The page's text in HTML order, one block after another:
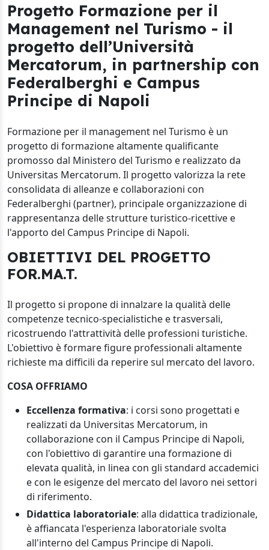
Progetto Formazione per il
Management nel Turismo - il
progetto dell’Università
Mercatorum, in partnership con
Federalberghi e Campus
Principe di Napoli
Formazione per il management nel Turismo è un
progetto di formazione altamente qualificante
promosso dal Ministero del Turismo e realizzato da
Universitas Mercatorum. Il progetto valorizza la rete
consolidata di alleanze e collaborazioni con
Federalberghi (partner), principale organizzazione di
rappresentanza delle strutture turistico-ricettive e
l'apporto del Campus Principe di Napoli.
OBIETTIVI DEL PROGETTO
FOR.MA.T.
Il progetto si propone di innalzare la qualità delle
competenze tecnico-specialistiche e trasversali,
ricostruendo l'attrattività delle professioni turistiche.
L'obiettivo è formare figure professionali altamente
richieste ma difficili da reperire sul mercato del lavoro.
COSA OFFRIAMO
Eccellenza formativa: i corsi sono progettati e
realizzati da Universitas Mercatorum, in
collaborazione con il Campus Principe di Napoli,
con l'obiettivo di garantire una formazione di
elevata qualità, in linea con gli standard accademici
e con le esigenze del mercato del lavoro nei settori
di riferimento.
Didattica laboratoriale: alla didattica tradizionale,
è affiancata l'esperienza laboratoriale svolta
all'interno del Campus Principe di Napoli.